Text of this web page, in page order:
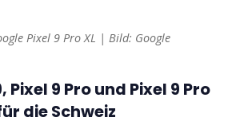
Pixel 9 Pro XL | Bild: Google
Pixel 9 Pro und Pixel 9 Pro
die Schweiz